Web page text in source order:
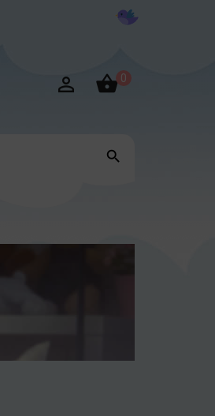
 0
